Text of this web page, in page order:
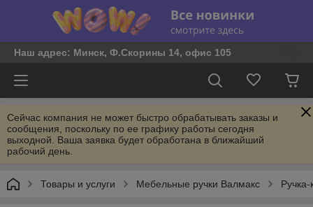
Наш адрес: Минск, Ф.Скорины 14, офис 105
Сейчас компания не может быстро обрабатывать заказы и
сообщения, поскольку по ее графику работы сегодня
выходной. Ваша заявка будет обработана в ближайший
рабочий день.
Товары и услуги Мебельные ручки Валмакс